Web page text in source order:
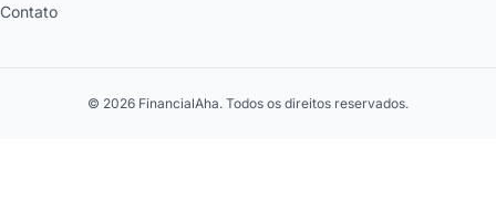
Contato
© 2026 FinancialAha. Todos os direitos reservados.